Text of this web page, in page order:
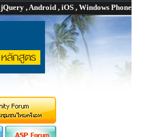
jQuery , Android , iOS , Windows Phone